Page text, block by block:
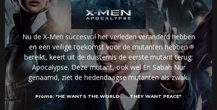
Nu de X-Men succesvol het verleden veranderd hebben
en een veilige toekomst voor de mutanten hebben
bereikt, keert uit de duisternis de eerste mutant terug:
Apocalypse. Deze mutant, ook wel En Sabah Nur
genaamd, ziet de hedendaagse mutanten als zwak.
Promo:"HE WANTS THE WORLD . . . THEY WANT PEACE"